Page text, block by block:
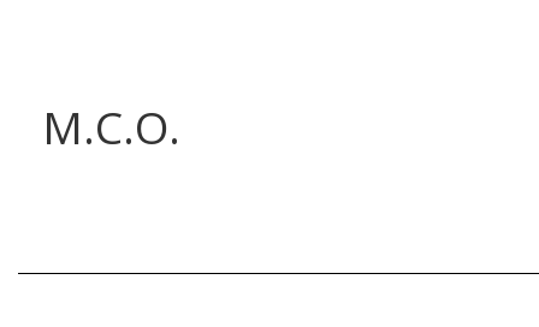
M.C.O.